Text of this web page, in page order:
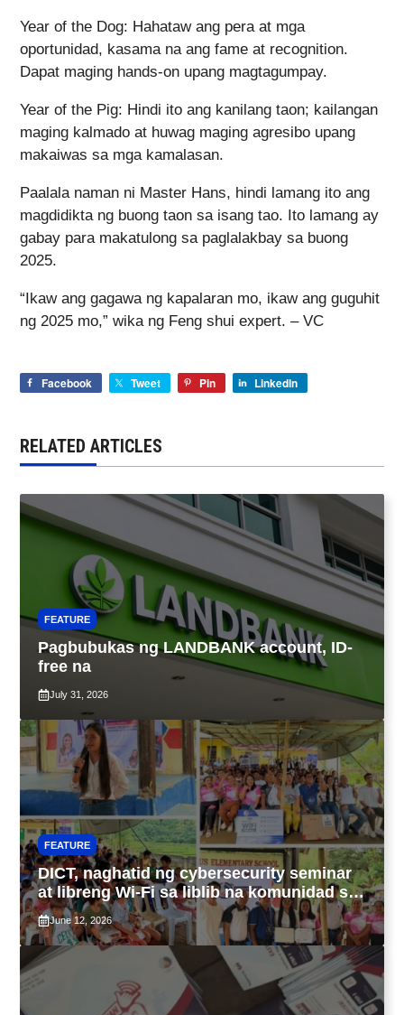
Year of the Dog: Hahataw ang pera at mga
oportunidad, kasama na ang fame at recognition.
Dapat maging hands-on upang magtagumpay.
Year of the Pig: Hindi ito ang kanilang taon; kailangan
maging kalmado at huwag maging agresibo upang
makaiwas sa mga kamalasan.
Paalala naman ni Master Hans, hindi lamang ito ang
magdidikta ng buong taon sa isang tao. Ito lamang ay
gabay para makatulong sa paglalakbay sa buong
2025.
“Ikaw ang gagawa ng kapalaran mo, ikaw ang guguhit
ng 2025 mo,” wika ng Feng shui expert. – VC
Facebook Tweet Pin LinkedIn
RELATED ARTICLES
FEATURE
Pagbubukas ng LANDBANK account, ID-
free na
July 31, 2026
FEATURE
DICT, naghatid ng cybersecurity seminar
at libreng Wi-Fi sa liblib na komunidad sa
Tarlac
June 12, 2026